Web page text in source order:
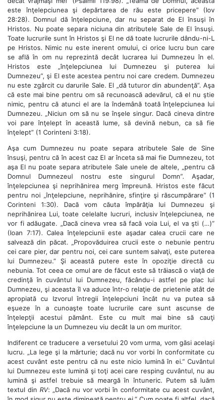
este înţelepciunea şi depărtarea de rău este pricepere” (Iov
28:28). Domnul dă înţelepciune, dar nu separat de El însuşi în
Hristos. Nu poate separa niciuna din atributele Sale de El însuşi.
Toate lucrurile sunt în Hristos şi El ne dă toate lucrurile dându-ni-L
pe Hristos. Nimic nu este inerent omului, ci orice lucru bun care
se află în om nu reprezintă decât lucrarea lui Dumnezeu în el.
Hristos este „înţelepciunea lui Dumnezeu şi puterea lui
Dumnezeu”, şi El este acestea pentru noi care credem. Dumnezeu
nu este zgârcit cu darurile Sale. El „dă tuturor din abundenţă”. Aşa
că este mai bine pentru om să recunoască adevărul, că el nu ştie
nimic, pentru că atunci el are la îndemână toată înţelepciunea lui
Dumnezeu. „Niciun om să nu se înşele singur. Dacă cineva dintre
voi pare înţelept în această lume, să devină nebun, ca să fie
înţelept” (1 Corinteni 3:18).
Aşa cum Dumnezeu nu poate separa atributele Sale de Sine
însuşi, pentru că în acest caz El ar înceta să mai fie Dumnezeu, tot
aşa El nu poate separa atributele Sale unele de altele, „pentru că
Domnul Dumnezeul nostru este singurul Domn”. Aşadar,
înţelepciunea şi neprihănirea merg împreună. Hristos este făcut
pentru noi „înţelepciune, neprihănire, sfinţire şi răscumpărare” (1
Corinteni 1:30). Dacă vom căuta împărăţia lui Dumnezeu şi
neprihănirea Lui, toate celelalte lucruri, inclusiv înţelepciunea, ne
vor fi adăugate. „Dacă cineva vrea să facă voia Lui, el va şti (…)”
(Ioan 7:17). Calea înţelepciunii este aşadar calea crucii care ne
salvează din păcat. „Propovăduirea crucii este o nebunie pentru
cei care pier, dar pentru noi, cei care suntem salvaţi, este puterea
lui Dumnezeu.” Şi această putere este în opoziţie directă cu
nebunia. Tot ceea ce omul are de făcut este să trăiască o viaţă de
credinţă în cuvântul lui Dumnezeu, făcându-i astfel pe plac lui
Dumnezeu, şi aceasta îl va aduce într-o relaţie de prietenie atât de
apropiată cu Izvorul întregii înţelepciuni încât nu va putea să
eşueze în a cunoaşte toate lucrurile care sunt ascunse de
înţelepţii acestui pământ. Este cu mult mai bine să cauţi
înţelepciune la un Dumnezeu viu decât la un om muritor.
Indiferent ce traducere a versetului 20 vom urma, vom găsi acelaşi
lucru. „La lege şi la mărturie; dacă nu vor vorbi în conformitate cu
acest cuvânt este pentru că nu este nicio lumină în ei.” Cuvântul
lui Dumnezeu este lumină şi toţi acei care resping cuvântul, nu au
lumină şi astfel trebuie să meargă în întuneric. Putem să luăm
textul din RV: „Dacă nu vor vorbi în conformitate cu acest cuvânt,